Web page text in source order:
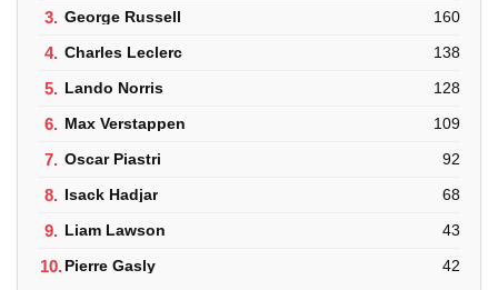
3. George Russell 160
4. Charles Leclerc 138
5. Lando Norris 128
6. Max Verstappen 109
7. Oscar Piastri 92
8. Isack Hadjar 68
9. Liam Lawson 43
10.Pierre Gasly 42